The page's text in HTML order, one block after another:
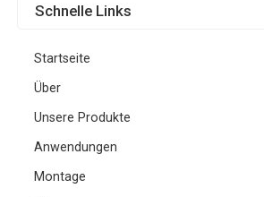
Schnelle Links
Startseite
Über
Unsere Produkte
Anwendungen
Montage